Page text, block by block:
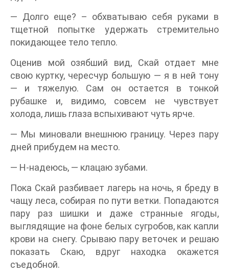
— Долго еще? – обхватываю себя руками в
тщетной попытке удержать стремительно
покидающее тело тепло.
Оценив мой озябший вид, Скай отдает мне
свою куртку, чересчур большую — я в ней тону
— и тяжелую. Сам он остается в тонкой
рубашке и, видимо, совсем не чувствует
холода, лишь глаза вспыхивают чуть ярче.
— Мы миновали внешнюю границу. Через пару
дней прибудем на место.
— Н-надеюсь, — клацаю зубами.
Пока Скай разбивает лагерь на ночь, я бреду в
чащу леса, собирая по пути ветки. Попадаются
пару раз шишки и даже странные ягоды,
выглядящие на фоне белых сугробов, как капли
крови на снегу. Срываю пару веточек и решаю
показать Скаю, вдруг находка окажется
съедобной.